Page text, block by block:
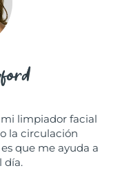
limpiador facial
la circulación
que me ayuda a
día.